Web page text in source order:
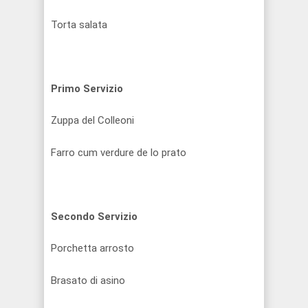
Torta salata
Primo Servizio
Zuppa del Colleoni
Farro cum verdure de lo prato
Secondo Servizio
Porchetta arrosto
Brasato di asino